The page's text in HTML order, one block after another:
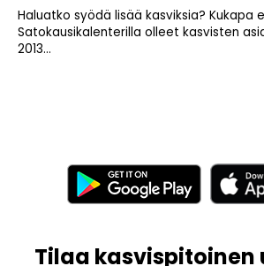
Haluatko syödä lisää kasviksia? Kukapa
Satokausikalenterilla olleet kasvisten
2013...
Tilaa kasvispitoinen